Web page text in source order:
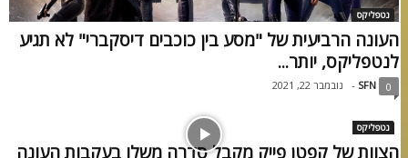
נטפליקס
העונה הרביעית של "מסע בין כוכבים דיסקברי" לא תגיע
לנטפליקס, יותר...
SFN נובמבר 22, 2021 0
נטפליקס
הצוות של קפטן פייק מקבל סדרה משלו בעקבות העונה